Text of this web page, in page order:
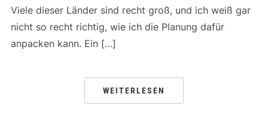
Viele dieser Länder sind recht groß, und ich weiß gar
nicht so recht richtig, wie ich die Planung dafür
anpacken kann. Ein […]
WEITERLESEN